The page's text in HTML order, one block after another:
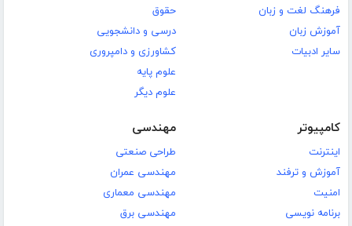
فرهنگ لغت و زبان
آموزش زبان
سایر ادبیات
حقوق
درسی و دانشجویی
کشاورزی و دامپروری
علوم پایه
علوم دیگر
کامپیوتر
اینترنت
آموزش و ترفند
امنیت
برنامه نویسی
مهندسی
طراحی صنعتی
مهندسی عمران
مهندسی معماری
مهندسی برق